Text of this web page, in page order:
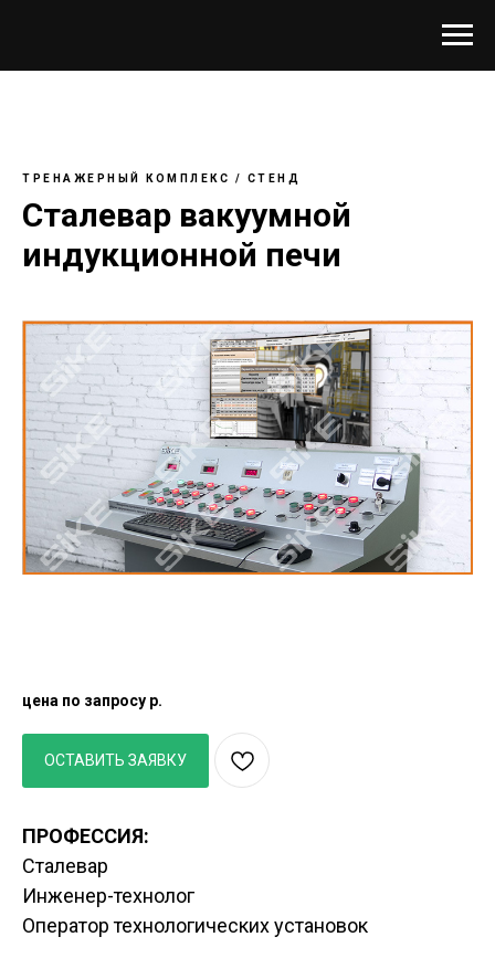
ТРЕНАЖЕРНЫЙ КОМПЛЕКС / СТЕНД
Сталевар вакуумной
индукционной печи
цена по запросу р.
ОСТАВИТЬ ЗАЯВКУ
ПРОФЕССИЯ:
Сталевар
Инженер-технолог
Оператор технологических установок